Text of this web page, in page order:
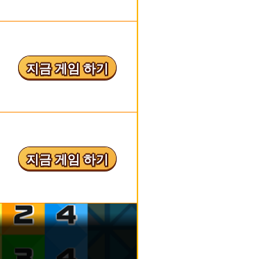
지금 게임 하기
지금 게임 하기